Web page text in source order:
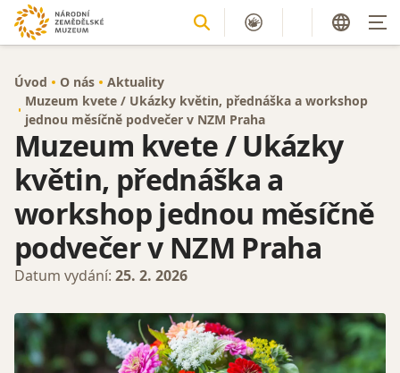
Úvod O nás
Aktuality
Muzeum kvete / Ukázky květin, přednáška a workshop
jednou měsíčně podvečer v NZM Praha
Muzeum kvete / Ukázky
květin, přednáška a
workshop jednou měsíčně
podvečer v NZM Praha
Datum vydání: 25. 2. 2026